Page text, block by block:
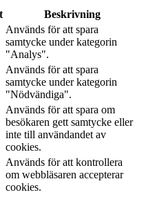
Beskrivning
Används för att spara
samtycke under kategorin
"Analys".
Används för att spara
samtycke under kategorin
"Nödvändiga".
Används för att spara om
besökaren gett samtycke eller
inte till användandet av
cookies.
Används för att kontrollera
om webbläsaren accepterar
cookies.